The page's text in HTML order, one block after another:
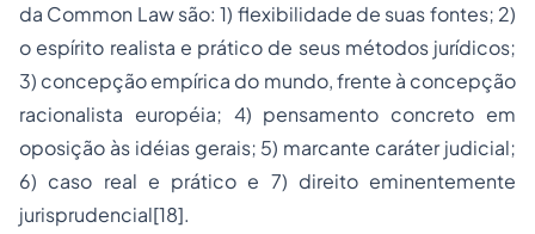
da Common Lawsão: 1) flexibilidade de suas fontes; 2)
o espírito realista e prático de seus métodos jurídicos;
3) concepção empírica do mundo, frente à concepção
racionalista européia; 4) pensamento concreto em
oposição às idéias gerais; 5) marcante caráter judicial;
6) caso real e prático e 7) direito eminentemente
jurisprudencial[18].